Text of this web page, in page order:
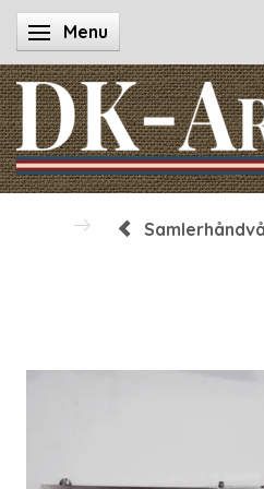
Skifte navigation
Menu